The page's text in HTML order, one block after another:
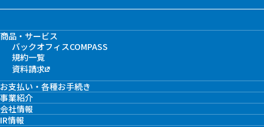
商品・サービス
バックオフィスCOMPASS
規約一覧
資料請求
お支払い・各種お手続き
事業紹介
会社情報
IR情報